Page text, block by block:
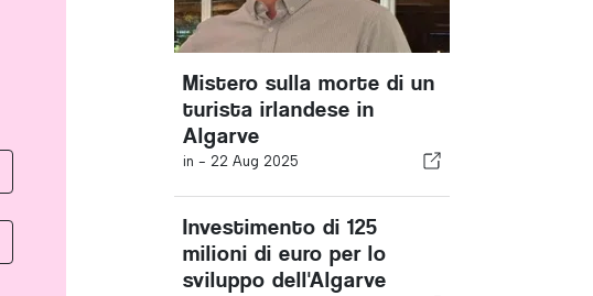
Mistero sulla morte di un
turista irlandese in
Algarve
in - 22 Aug 2025
Investimento di 125
milioni di euro per lo
sviluppo dell'Algarve